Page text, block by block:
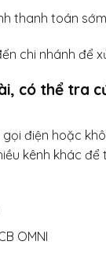
thanh toán sớm
chi nhánh để
có thể tra
điện hoặc
kênh khác để
OMNI